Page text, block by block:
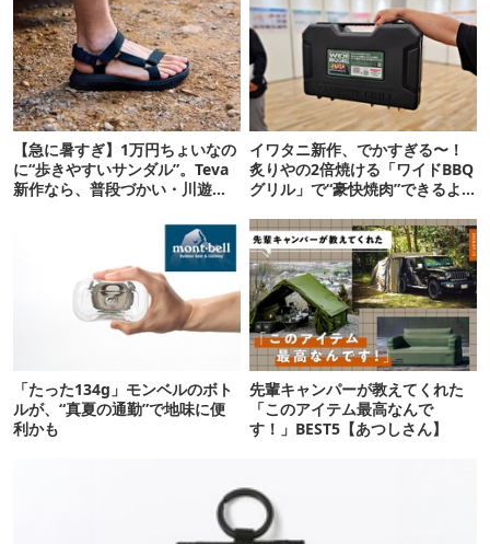
【急に暑すぎ】1万円ちょいなの
に“歩きやすいサンダル”。Teva
新作なら、普段づかい・川遊
イワタニ新作、でかすぎる〜！
炙りやの2倍焼ける「ワイドBBQ
グリル」で“豪快焼肉”できるよ
「たった134g」モンベルのボト
ルが、“真夏の通勤”で地味に便
利かも
先輩キャンパーが教えてくれた
「このアイテム最高なんで
す！」BEST5【あつしさん】